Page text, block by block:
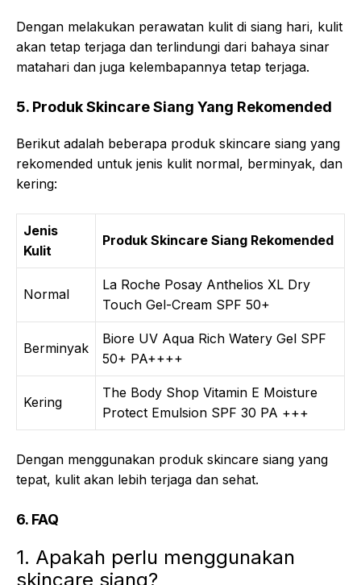
Dengan melakukan perawatan kulit di siang hari, kulit
akan tetap terjaga dan terlindungi dari bahaya sinar
matahari dan juga kelembapannya tetap terjaga.
5. Produk Skincare Siang Yang Rekomended
Berikut adalah beberapa produk skincare siang yang
rekomended untuk jenis kulit normal, berminyak, dan
kering:
Jenis
Kulit
Produk Skincare Siang Rekomended
Normal
La Roche Posay Anthelios XL Dry
Touch Gel-Cream SPF 50+
Berminyak
Biore UV Aqua Rich Watery Gel SPF
50+ PA++++
Kering
The Body Shop Vitamin E Moisture
Protect Emulsion SPF 30 PA +++
Dengan menggunakan produk skincare siang yang
tepat, kulit akan lebih terjaga dan sehat.
6. FAQ
1. Apakah perlu menggunakan
skincare siang?